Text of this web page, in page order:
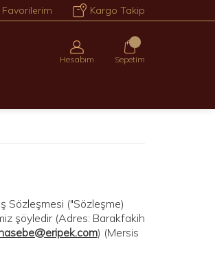
Favorilerim Kargo Takip
Hesabım Sepetim
Sözleşmesi ("Sözleşme)
şöyledir (Adres: Barakfakih
) (Mersis